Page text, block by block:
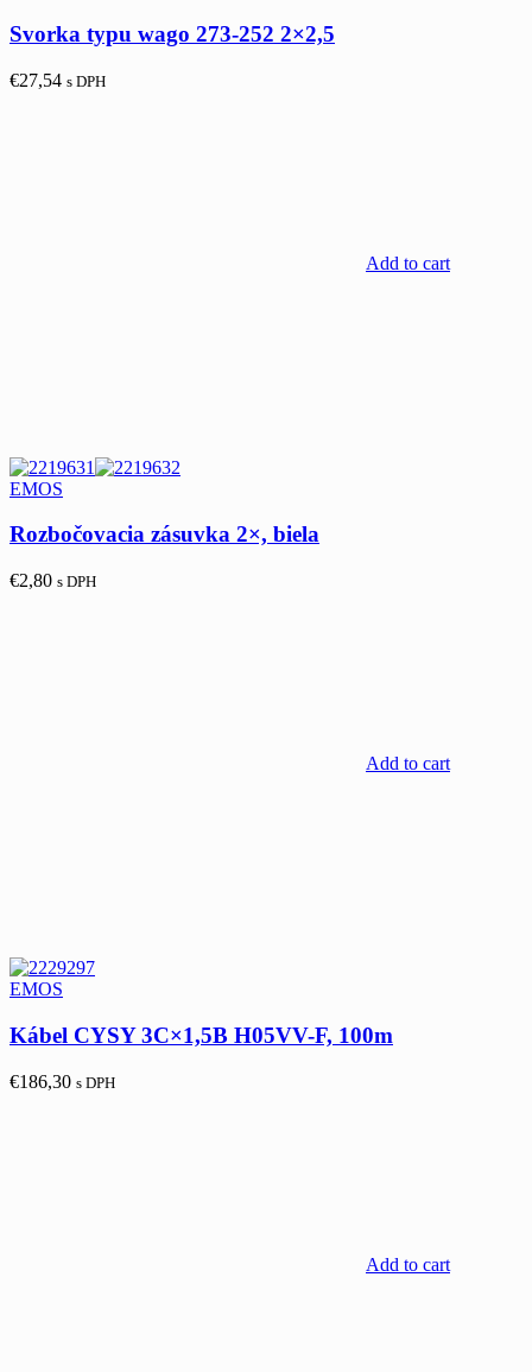
Svorka typu wago 273-252 2×2,5
€27,54 s DPH
Add to cart
EMOS
Rozbočovacia zásuvka 2×, biela
€2,80 s DPH
Add to cart
EMOS
Kábel CYSY 3C×1,5B H05VV-F, 100m
€186,30 s DPH
Add to cart